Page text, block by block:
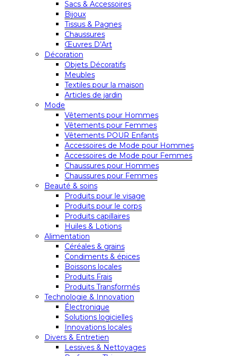
Sacs & Accessoires
Bijoux
Tissus & Pagnes
Chaussures
Œuvres D’Art
Décoration
Objets Décoratifs
Meubles
Textiles pour la maison
Articles de jardin
Mode
Vêtements pour Hommes
Vêtements pour Femmes
Vêtements POUR Enfants
Accessoires de Mode pour Hommes
Accessoires de Mode pour Femmes
Chaussures pour Hommes
Chaussures pour Femmes
Beauté & soins
Produits pour le visage
Produits pour le corps
Produits capillaires
Huiles & Lotions
Alimentation
Céréales & grains
Condiments & épices
Boissons locales
Produits Frais
Produits Transformés
Technologie & Innovation
Électronique
Solutions logicielles
Innovations locales
Divers & Entretien
Lessives & Nettoyages